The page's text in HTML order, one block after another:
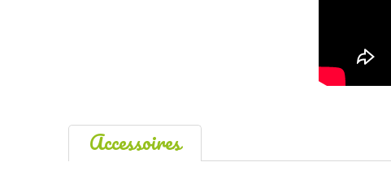
Accessoires